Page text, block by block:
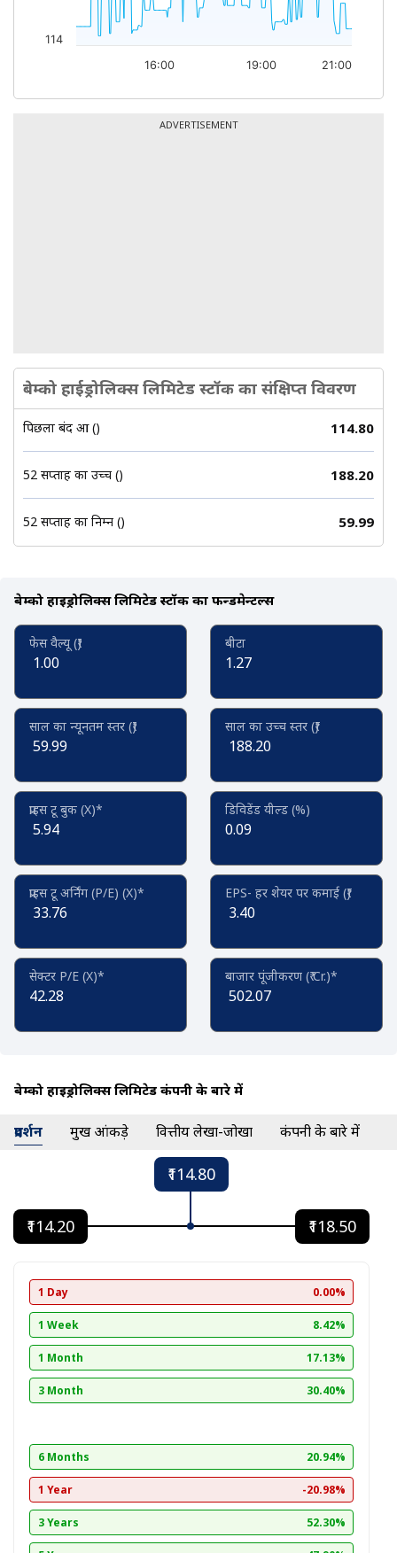
16:00 19:00 21:00
114
ADVERTISEMENT
बेम्को हाईड्रोलिक्स लिमिटेड स्टॉक का संक्षिप्त विवरण
पिछला बंद हुआ (₹) 114.80
52 सप्ताह का उच्च (₹) 188.20
52 सप्ताह का निम्न (₹) 59.99
बेम्को हाईड्रोलिक्स लिमिटेड स्टॉक का फन्डमेन्टल्स
फेस वैल्यू (₹)
1.00
बीटा
1.27
साल का न्यूनतम स्तर (₹)
59.99
साल का उच्च स्तर (₹)
188.20
प्राइस टू बुक (X)*
5.94
डिविडेंड यील्ड (%)
0.09
प्राइस टू अर्निंग (P/E) (X)*
33.76
EPS- हर शेयर पर कमाई (₹)
3.40
सेक्टर P/E (X)*
42.28
बाजार पूंजीकरण (₹ Cr.)*
502.07
बेम्को हाईड्रोलिक्स लिमिटेड कंपनी के बारे में
प्रदर्शन प्रमुख आंकड़े वित्तीय लेखा-जोखा कंपनी के बारे में
₹114.80
₹114.20 ₹118.50
1 Day 0.00%
1 Week 8.42%
1 Month 17.13%
3 Month 30.40%
6 Months 20.94%
1 Year -20.98%
3 Years 52.30%